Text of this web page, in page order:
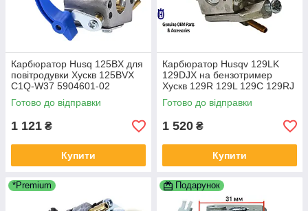
Карбюратор Husq 125BX для
повітродувки Хускв 125BVX
C1Q-W37 5904601-02
5450818-11 590460102
581798001 545112101
Готово до відправки
1 121 ₴
Купити
Карбюратор Husqv 129LK
129DJX на бензотример
Хускв 129R 129L 129C 129RJ
129LDX мотокосу 325R 329 L
5450080-97 5817343-01
Готово до відправки
1 520 ₴
Купити
*Premium Подарунок